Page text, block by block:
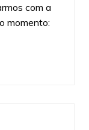
com a
momento: